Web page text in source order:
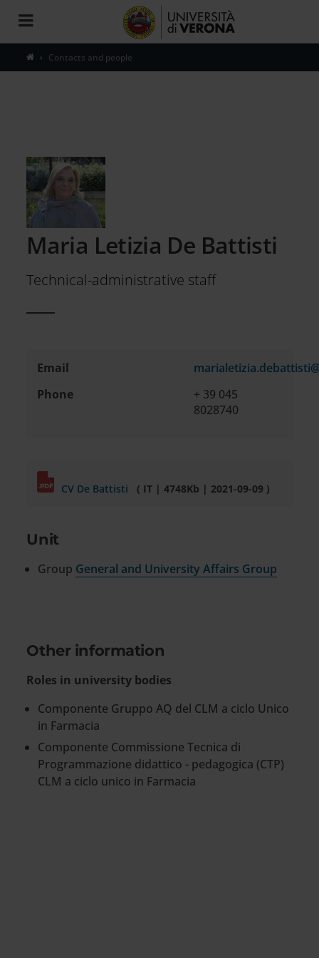
Toggle
navigation
Contacts and people
Maria Letizia De Battisti
Technical-administrative staff
Contact
information
Email
Phone
+ 39 045
8028740
CV De Battisti ( IT | 4748Kb | 2021-09-09 )
Unit
Group General and University Affairs Group
Other information
Roles in university bodies
Componente Gruppo AQ del CLM a ciclo Unico
in Farmacia
Componente Commissione Tecnica di
Programmazione didattico - pedagogica (CTP)
CLM a ciclo unico in Farmacia